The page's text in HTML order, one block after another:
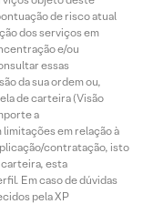
de risco atual
dos serviços em
e/ou
essas
da sua ordem ou,
de carteira (Visão
a
em relação à
contratação, isto
carteira, esta
Em caso de dúvidas
pela XP